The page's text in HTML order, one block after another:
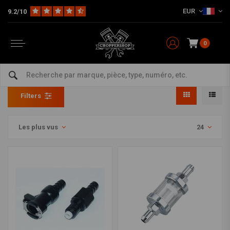
9.2/10 EUR
0
Filtre à essence
Home Pièces Chars et plus Filtre à essence
Filters
Les plus vus 24